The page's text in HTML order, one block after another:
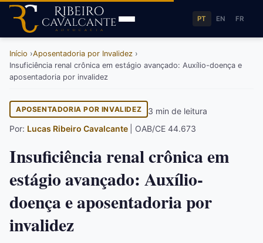
PT EN FR
Início
Aposentadoria por Invalidez
Insuficiência renal crônica em estágio avançado: Auxílio-doença e
aposentadoria por invalidez
APOSENTADORIA POR INVALIDEZ
3 min de leitura
Por: Lucas Ribeiro Cavalcante | OAB/CE 44.673
Insuficiência renal crônica em
estágio avançado: Auxílio-
doença e aposentadoria por
invalidez